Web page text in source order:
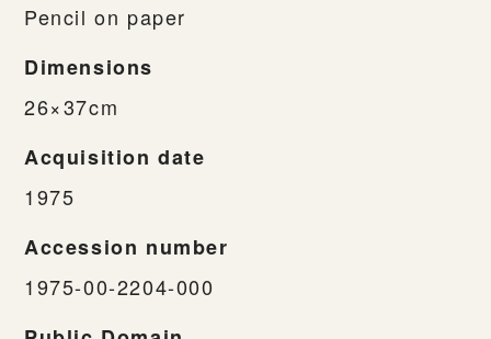
Pencil on paper
Dimensions
26×37cm
Acquisition date
1975
Accession number
1975-00-2204-000